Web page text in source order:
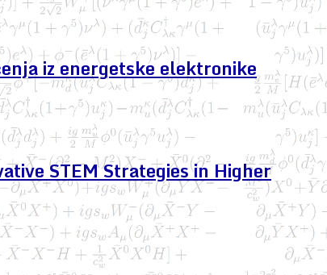
iz energetske elektronike
STEM Strategies in Higher